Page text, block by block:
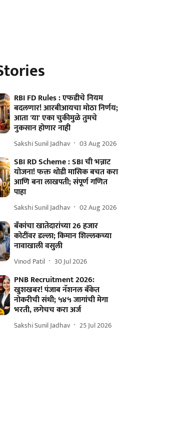
RBI FD Rules : एफडीचे नियम
बदलणार! आरबीआयचा मोठा निर्णय;
आता 'या' एका चुकीमुळे तुमचे
नुकसान होणार नाही
Sakshi Sunil Jadhav 03 Aug 2026
SBI RD Scheme : SBI ची भन्नाट
योजना! फक्त थोडी मासिक बचत करा
आणि बना लाखपती; संपूर्ण गणित
पाहा
Sakshi Sunil Jadhav 02 Aug 2026
बँकांचा खातेदारांच्या 26 हजार
कोटींवर डल्ला; किमान शिल्लकच्या
नावाखाली वसुली
Vinod Patil 30 Jul 2026
PNB Recruitment 2026:
खुशखबर! पंजाब नॅशनल बँकेत
नोकरीची संधी; ५४५ जागांची मेगा
भरती, लगेचच करा अर्ज
Sakshi Sunil Jadhav 25 Jul 2026